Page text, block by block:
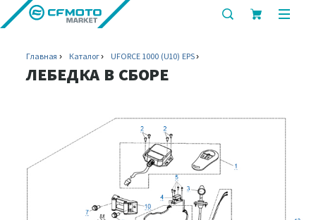
показать
Главная Каталог UFORCE 1000 (U10) EPS
ЛЕБЕДКА В СБОРЕ